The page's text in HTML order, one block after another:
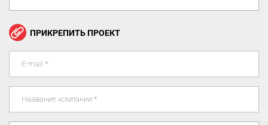
ПРИКРЕПИТЬ ПРОЕКТ